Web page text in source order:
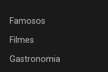
Famosos
Filmes
Gastronomia